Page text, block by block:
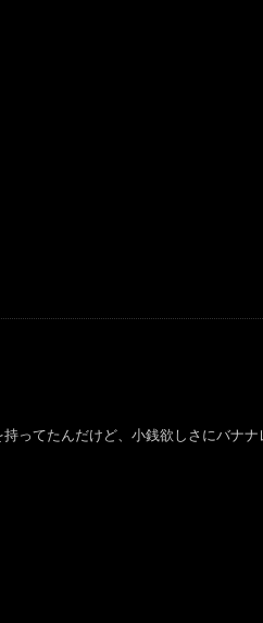
ってたんだけど、小銭欲しさにバナナ